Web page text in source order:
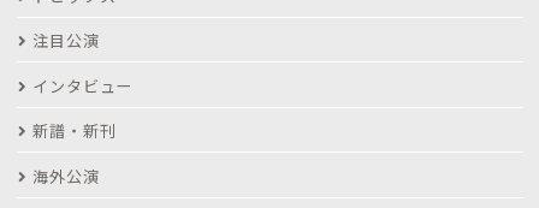
注目公演
インタビュー
新譜・新刊
海外公演